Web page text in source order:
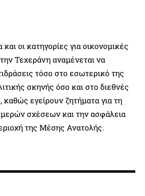
οι κατηγορίες για οικονομικές
Τεχεράνη αναμένεται να
τόσο στο εσωτερικό της
σκηνής όσο και στο διεθνές
καθώς εγείρουν ζητήματα για τη
σχέσεων και την ασφάλεια
της Μέσης Ανατολής.